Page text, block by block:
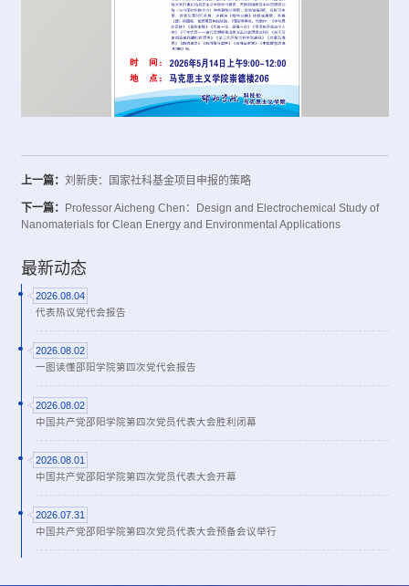
上一篇： 刘新庚：国家社科基金项目申报的策略
下一篇：
Professor Aicheng Chen：Design and Electrochemical Study of
Nanomaterials for Clean Energy and Environmental Applications
最新动态
2026.08.04
代表热议党代会报告
2026.08.02
一图读懂邵阳学院第四次党代会报告
2026.08.02
中国共产党邵阳学院第四次党员代表大会胜利闭幕
2026.08.01
中国共产党邵阳学院第四次党员代表大会开幕
2026.07.31
中国共产党邵阳学院第四次党员代表大会预备会议举行